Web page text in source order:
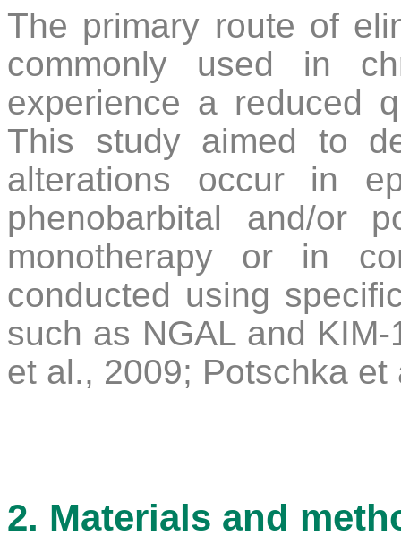
The primary route of
commonly used in
experience a reduced
This study aimed to
alterations occur in
phenobarbital and/or
monotherapy or in
conducted using
such as NGAL and
et al., 2009; Potschka
2. Materials and